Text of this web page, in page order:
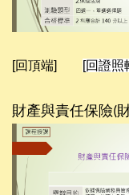
[回頂端] [回證照
財產與責任保險(